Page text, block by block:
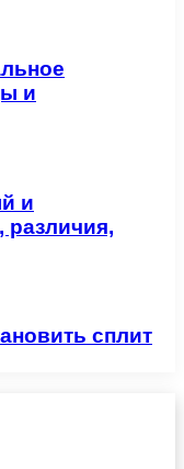
и
и
различия,
сплит